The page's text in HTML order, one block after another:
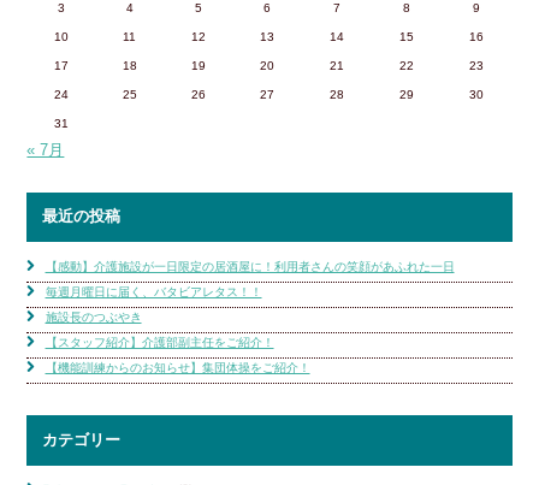
3 4 5 6 7 8 9
10 11 12 13 14 15 16
17 18 19 20 21 22 23
24 25 26 27 28 29 30
31
« 7月
最近の投稿
【感動】介護施設が一日限定の居酒屋に！利用者さんの笑顔があふれた一日
毎週月曜日に届く、バタビアレタス！！
施設長のつぶやき
【スタッフ紹介】介護部副主任をご紹介！
【機能訓練からのお知らせ】集団体操をご紹介！
カテゴリー